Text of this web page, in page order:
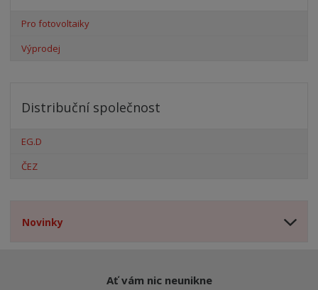
Pro fotovoltaiky
Výprodej
Distribuční společnost
EG.D
ČEZ
Novinky
Ať vám nic neunikne